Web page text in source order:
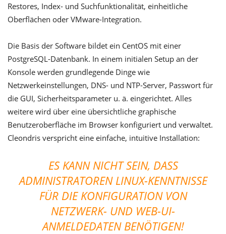
Restores, Index- und Suchfunktionalität, einheitliche
Oberflächen oder VMware-Integration.
Die Basis der Software bildet ein CentOS mit einer
PostgreSQL-Datenbank. In einem initialen Setup an der
Konsole werden grundlegende Dinge wie
Netzwerkeinstellungen, DNS- und NTP-Server, Passwort für
die GUI, Sicherheitsparameter u. ä. eingerichtet. Alles
weitere wird über eine übersichtliche graphische
Benutzeroberfläche im Browser konfiguriert und verwaltet.
Cleondris verspricht eine einfache, intuitive Installation:
ES KANN NICHT SEIN, DASS
ADMINISTRATOREN LINUX-KENNTNISSE
FÜR DIE KONFIGURATION VON
NETZWERK- UND WEB-UI-
ANMELDEDATEN BENÖTIGEN!